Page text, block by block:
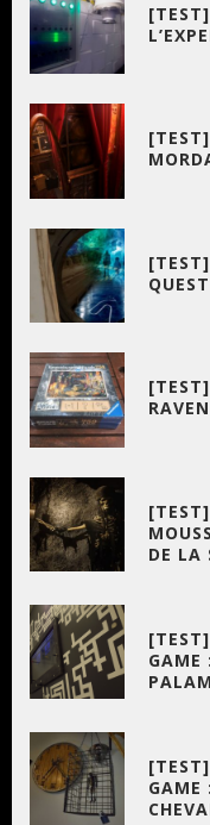
DE LA
GAME
GAME